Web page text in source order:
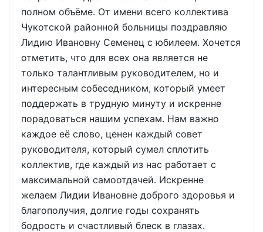
полном объёме. От имени всего коллектива
Чукотской районной больницы поздравляю
Лидию Ивановну Семенец с юбилеем. Хочется
отметить, что для всех она является не
только талантливым руководителем, но и
интересным собеседником, который умеет
поддержать в трудную минуту и искренне
порадоваться нашим успехам. Нам важно
каждое её слово, ценен каждый совет
руководителя, который сумел сплотить
коллектив, где каждый из нас работает с
максимальной самоотдачей. Искренне
желаем Лидии Ивановне доброго здоровья и
благополучия, долгие годы сохранять
бодрость и счастливый блеск в глазах.